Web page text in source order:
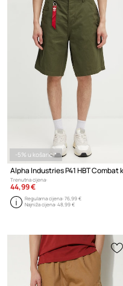
-5% u košarici*
Trenutna cijena:
44,99 €
Regularna cijena:76,99 €
Najniža cijena:48,99 €